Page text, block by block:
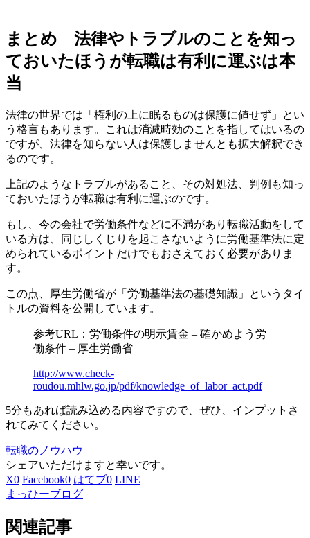
まとめ 法律やトラブルのことを知っ
ておいたほうが転職は有利に運ぶは本
当
法律の世界では「権利の上に眠るものは保護に値せず」とい
う格言もあります。これは消滅時効のことを指してはいるの
ですが、法律を知らない人は保護しませんとも拡大解釈でき
るのです。
上記のようなトラブルがあること、その対処法、判例も知っ
ておいたほうが転職は有利に運ぶのです。
もし、今の会社で労働条件などに不満があり転職活動をして
いる方は、同じしくじりを起こさないように労働基準法に定
められているポイントだけでもおさえておく必要がありま
す。
この点、厚生労働省が「労働基準法の基礎知識」というタイ
トルの資料を公開しています。
参考URL：労働条件の明示賃金 – 確かめよう労
働条件 – 厚生労働省
http://www.check-
roudou.mhlw.go.jp/pdf/knowledge_of_labor_act.pdf
5分もあれば読み込める内容ですので、ぜひ、インプットさ
れてみてください。
転職のノウハウ
シェアいただけますと幸いです。
X0 Facebook0 はてブ0 LINE
まっひーブログ
関連記事